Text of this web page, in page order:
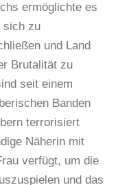
ermöglichte es
sich zu
und Land
Brutalität zu
seit einem
Banden
terrorisiert
Näherin mit
verfügt, um die
und das